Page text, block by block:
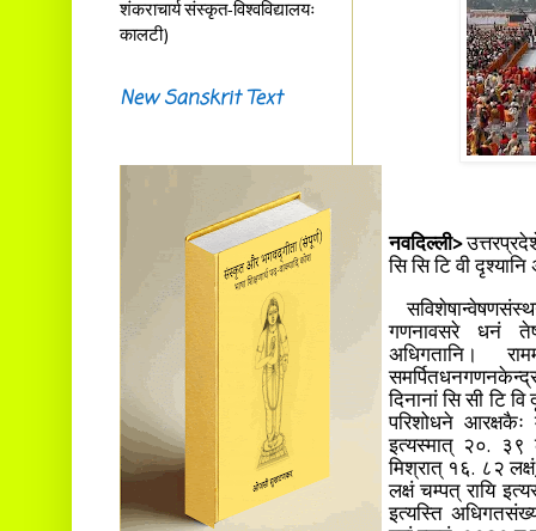
नवदिल्ली>
सि सि टि वी
गणनावसरे धनं
अधिगतानि।
दिनानां सि सी टि
परिशोधने आरक्षकैः
इत्यस्मात् २०. ३९
मिश्रात् १६. ८२
लक्षं चम्पत् रायि
इत्यस्ति
शंकराचार्य संस्कृत-विश्वविद्यालयः
कालटी)
New Sanskrit Text